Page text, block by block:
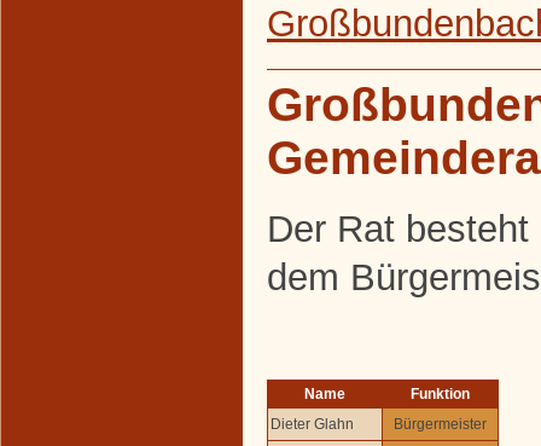
Der Rat
dem
Name
Funktion
Dieter Glahn
Bürgermeister